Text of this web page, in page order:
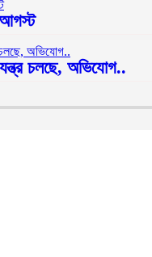
আগস্ট
চলছে, অভিযোগ..